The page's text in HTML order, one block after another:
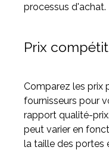
processus d'achat.
Prix
Comparez les prix
fournisseurs pour
rapport qualité-
peut varier en
la taille des portes